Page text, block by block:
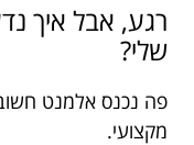
רגע, אבל איך
שלי?
פה נכנס אלמנט
מקצועי.